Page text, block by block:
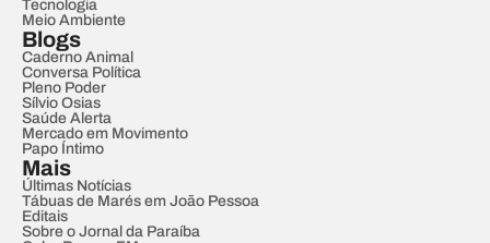
Tecnologia
Meio Ambiente
Blogs
Caderno Animal
Conversa Política
Pleno Poder
Sílvio Osias
Saúde Alerta
Mercado em Movimento
Papo Íntimo
Mais
Últimas Notícias
Tábuas de Marés em João Pessoa
Editais
Sobre o Jornal da Paraíba